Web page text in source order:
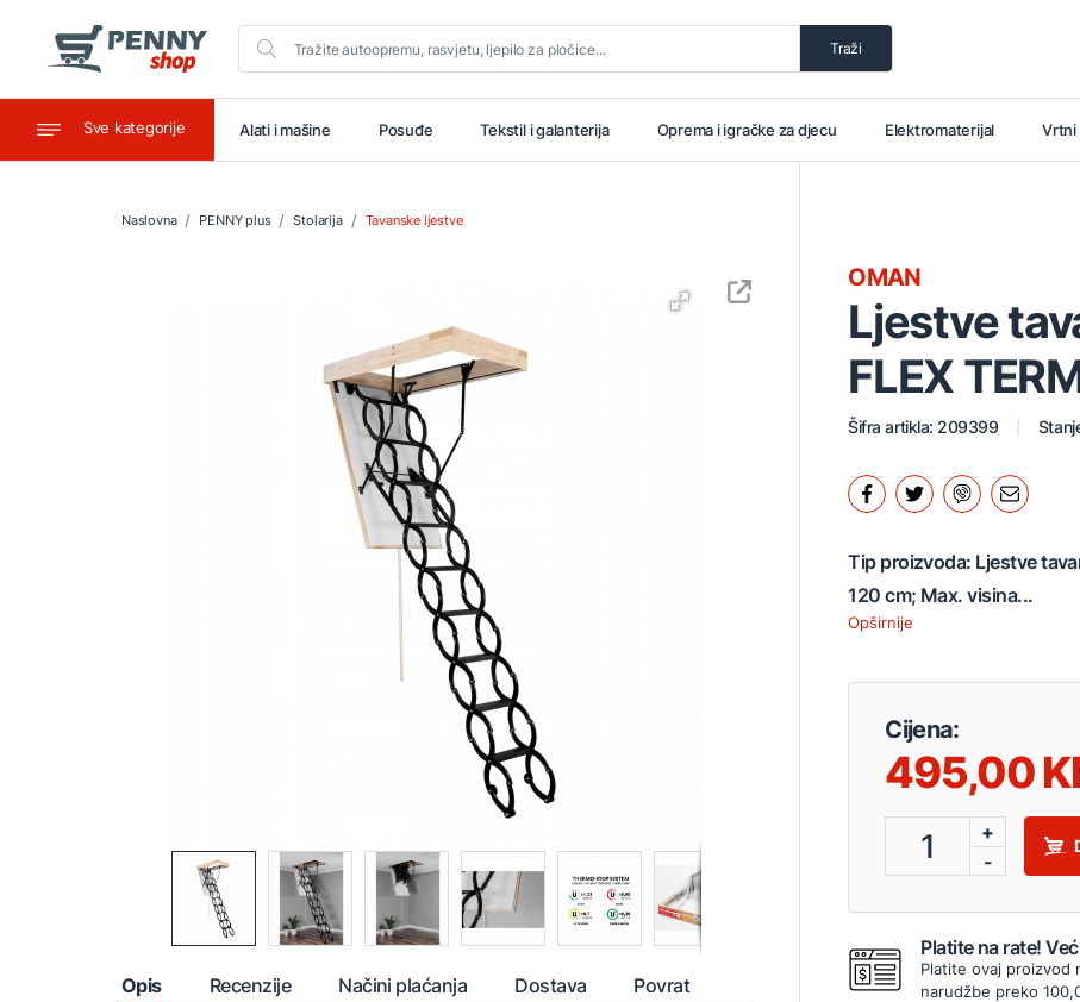
Traži
Sve kategorije
Ugostiteljstvo Alati i mašine Posuđe Tekstil i galanterija Oprema i igračke za djecu Elektromaterijal Vrtni
Naslovna PENNY plus Stolarija Tavanske ljestve
Opis Recenzije Načini plaćanja Dostava Povrat
Ljestve
FLEX
OMAN
Šifra artikla: 209399
Tip proizvoda: Ljestve
120 cm; Max. visina...
Opširnije
Cijena:
495,00
1
+
-
Platite na rate!
Platite ovaj proizvod
narudžbe preko